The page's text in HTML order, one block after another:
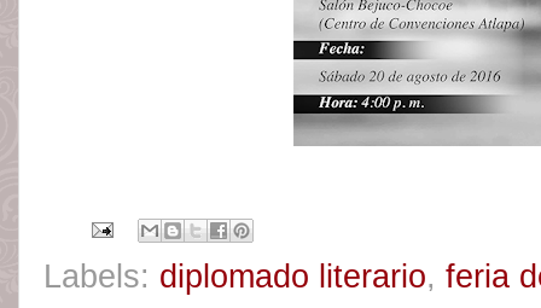
Labels: diplomado literario, feria